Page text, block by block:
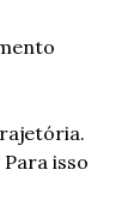
isso